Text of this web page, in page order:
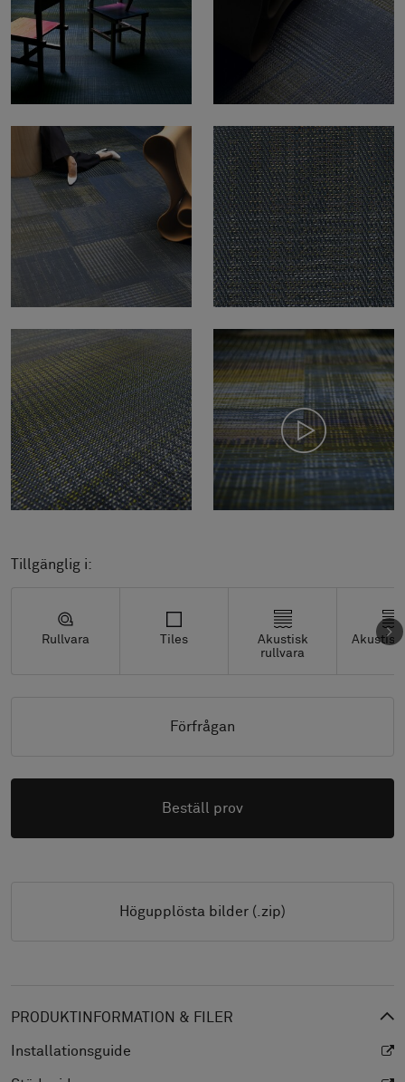
Tillgänglig i:
Rullvara Tiles
Akustisk
rullvara
Akustisk
Förfrågan
Beställ prov
Högupplösta bilder (.zip)
PRODUKTINFORMATION & FILER
Installationsguide